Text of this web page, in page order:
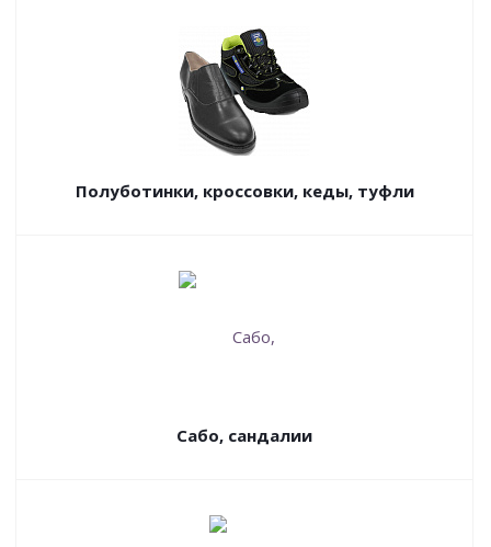
Полуботинки, кроссовки, кеды, туфли
Сабо, сандалии